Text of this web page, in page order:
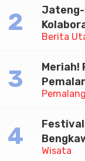
Diskusi
Berita
Kerja
Meriah!
Kirab
Wisata
Desa